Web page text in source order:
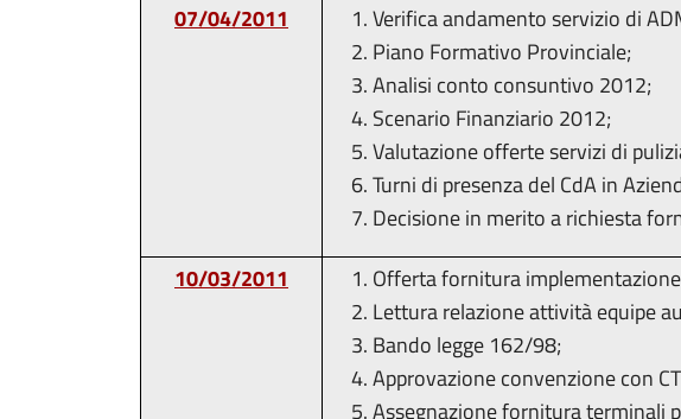
07/04/2011
Verifica andamento servizio di
Piano Formativo Provinciale;
Analisi conto consuntivo 2012;
Scenario Finanziario 2012;
Valutazione offerte servizi di
Turni di presenza del CdA in
Decisione in merito a richiesta
10/03/2011
Offerta fornitura
Lettura relazione attività equipe
Bando legge 162/98;
Approvazione convenzione con
Assegnazione fornitura terminali